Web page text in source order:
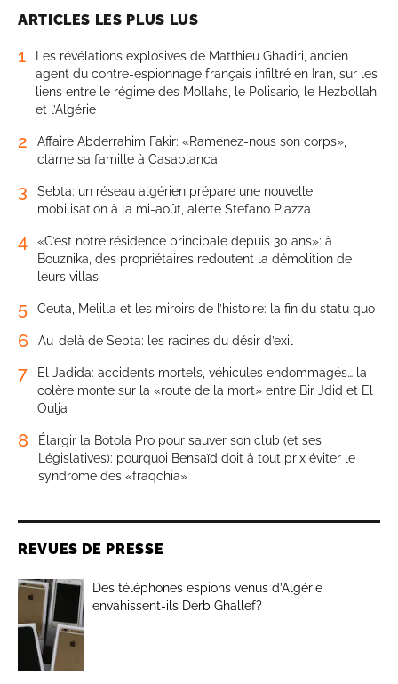
ARTICLES LES PLUS LUS
1
Les révélations explosives de Matthieu Ghadiri, ancien
agent du contre-espionnage français infiltré en Iran, sur les
liens entre le régime des Mollahs, le Polisario, le Hezbollah
et l’Algérie
2
Affaire Abderrahim Fakir: «Ramenez-nous son corps»,
clame sa famille à Casablanca
3
Sebta: un réseau algérien prépare une nouvelle
mobilisation à la mi-août, alerte Stefano Piazza
4
«C’est notre résidence principale depuis 30 ans»: à
Bouznika, des propriétaires redoutent la démolition de
leurs villas
5 Ceuta, Melilla et les miroirs de l’histoire: la fin du statu quo
6 Au-delà de Sebta: les racines du désir d’exil
7
El Jadida: accidents mortels, véhicules endommagés… la
colère monte sur la «route de la mort» entre Bir Jdid et El
Oulja
8
Élargir la Botola Pro pour sauver son club (et ses
Législatives): pourquoi Bensaïd doit à tout prix éviter le
syndrome des «fraqchia»
REVUES DE PRESSE
Des téléphones espions venus d’Algérie
envahissent-ils Derb Ghallef?